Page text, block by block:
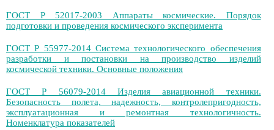
ГОСТ Р 52017-2003 Аппараты космические. Порядок
подготовки и проведения космического эксперимента
ГОСТ Р 55977-2014 Система технологического обеспечения
разработки и постановки на производство изделий
космической техники. Основные положения
ГОСТ Р 56079-2014 Изделия авиационной техники.
Безопасность полета, надежность, контролепригодность,
эксплуатационная и ремонтная технологичность.
Номенклатура показателей